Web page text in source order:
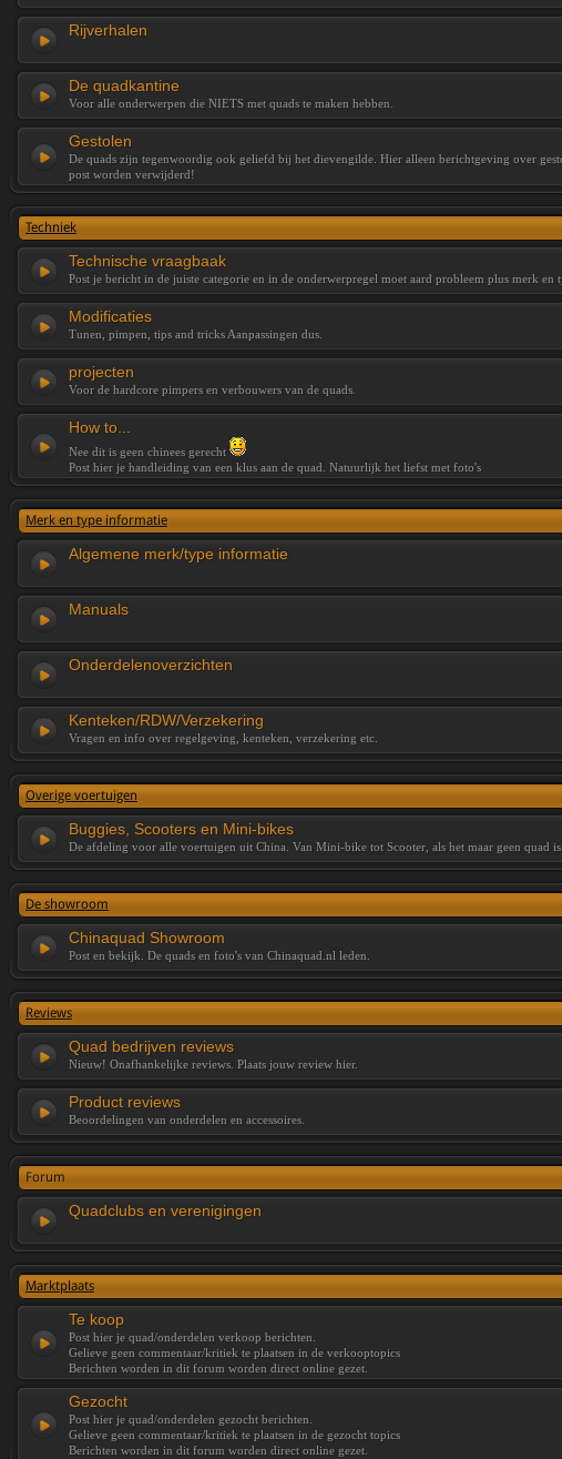
Rijverhalen
De quadkantine
Voor alle onderwerpen die NIETS met quads te maken hebben.
Gestolen
De quads zijn tegenwoordig ook geliefd bij het dievengilde. Hier alleen berichtgeving over
post worden verwijderd!
Techniek
Technische vraagbaak
Post je bericht in de juiste categorie en in de onderwerpregel moet aard probleem plus merk en
Modificaties
Tunen, pimpen, tips and tricks Aanpassingen dus.
projecten
Voor de hardcore pimpers en verbouwers van de quads.
How to...
Nee dit is geen chinees gerecht
Post hier je handleiding van een klus aan de quad. Natuurlijk het liefst met foto's
Merk en type informatie
Algemene merk/type informatie
Manuals
Onderdelenoverzichten
Kenteken/RDW/Verzekering
Vragen en info over regelgeving, kenteken, verzekering etc.
Overige voertuigen
Buggies, Scooters en Mini-bikes
De afdeling voor alle voertuigen uit China. Van Mini-bike tot Scooter, als het maar geen quad is.
De showroom
Chinaquad Showroom
Post en bekijk. De quads en foto's van Chinaquad.nl leden.
Reviews
Quad bedrijven reviews
Nieuw! Onafhankelijke reviews. Plaats jouw review hier.
Product reviews
Beoordelingen van onderdelen en accessoires.
Forum
Quadclubs en verenigingen
Marktplaats
Te koop
Post hier je quad/onderdelen verkoop berichten.
Gelieve geen commentaar/kritiek te plaatsen in de verkooptopics
Berichten worden in dit forum worden direct online gezet.
Gezocht
Post hier je quad/onderdelen gezocht berichten.
Gelieve geen commentaar/kritiek te plaatsen in de gezocht topics
Berichten worden in dit forum worden direct online gezet.